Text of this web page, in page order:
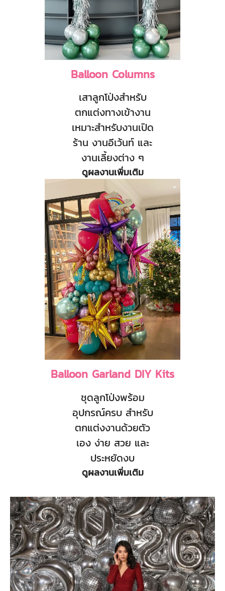
Balloon Columns
เสาลูกโป่งสำหรับ
ตกแต่งทางเข้างาน
เหมาะสำหรับงานเปิด
ร้าน งานอีเว้นท์ และ
งานเลี้ยงต่าง ๆ
ดูผลงานเพิ่มเติม
Balloon Garland DIY Kits
ชุดลูกโป่งพร้อม
อุปกรณ์ครบ สำหรับ
ตกแต่งงานด้วยตัว
เอง ง่าย สวย และ
ประหยัดงบ
ดูผลงานเพิ่มเติม